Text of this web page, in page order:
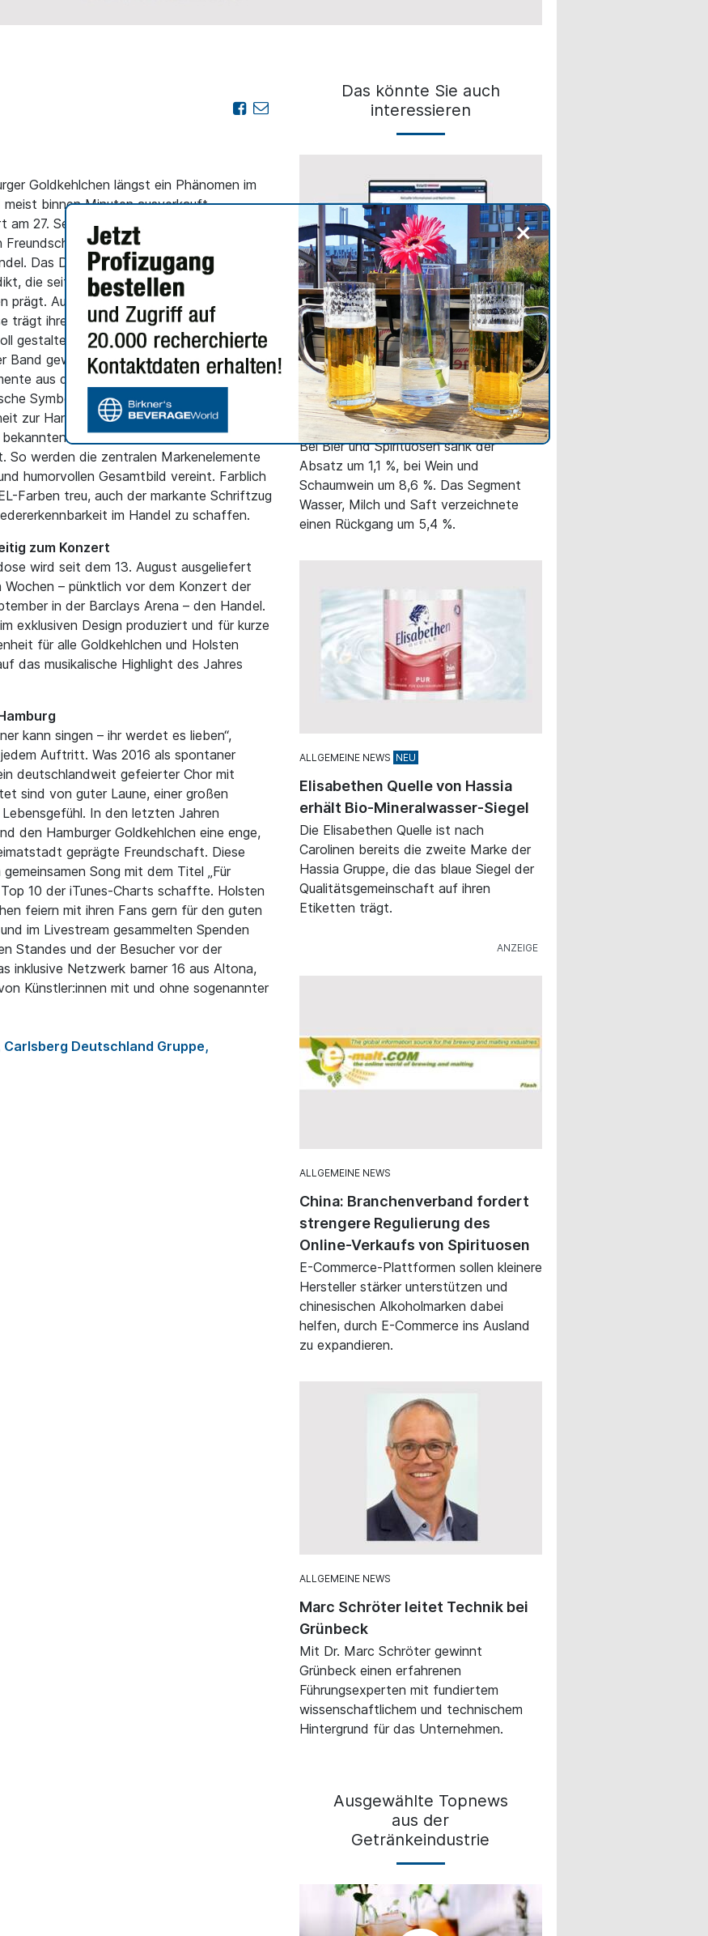
+
Goldkehlchen längst ein Phänomen im
binnen Minuten ausverkauft.
27. September in Hamburg kommt nun
zu Holsten EDEL die
Das Design der Sonderedition stammt
die seit der ersten Stunde den visuellen
Auch hier ist unverkennbar: Das sind
trägt ihre kreative, humorvolle Handschrift.
gestaltete Vögel, die längst zu einem
Band geworden sind. Ergänzt wird das
aus dem Logo der Goldkehlchen wie
Symbole wie Anker und Meerjungfrau
zur Hansestadt. Ein besonderes Detail ist
Holsten-Ritters selbstbewusst
werden die zentralen Markenelemente
humorvollen Gesamtbild vereint. Farblich
Farben treu, auch der markante Schriftzug
im Handel zu schaffen.
zum Konzert
wird seit dem 13. August ausgeliefert
– pünktlich vor dem Konzert der
in der Barclays Arena – den Handel.
exklusiven Design produziert und für kurze
für alle Goldkehlchen und Holsten
das musikalische Highlight des Jahres
kann singen – ihr werdet es lieben“,
Auftritt. Was 2016 als spontaner
deutschlandweit gefeierter Chor mit
sind von guter Laune, einer großen
In den letzten Jahren
den Hamburger Goldkehlchen eine enge,
geprägte Freundschaft. Diese
Song mit dem Titel „Für
10 der iTunes-Charts schaffte. Holsten
feiern mit ihren Fans gern für den guten
im Livestream gesammelten Spenden
Standes und der Besucher vor der
inklusive Netzwerk barner 16 aus Altona,
Künstler:innen mit und ohne sogenannter
Deutschland Gruppe,
Das könnte Sie auch
interessieren
ALLGEMEINE NEWS
Deutscher Behälterglasmarkt
verzeichnet einen schwächeren
Jahresauftakt
Bei Bier und Spirituosen sank der
Absatz um 1,1 %, bei Wein und
Schaumwein um 8,6 %. Das Segment
Wasser, Milch und Saft verzeichnete
einen Rückgang um 5,4 %.
ALLGEMEINE NEWS
Elisabethen Quelle von Hassia
erhält Bio-Mineralwasser-Siegel
Die Elisabethen Quelle ist nach
Carolinen bereits die zweite Marke der
Hassia Gruppe, die das blaue Siegel der
Qualitätsgemeinschaft auf ihren
Etiketten trägt.
ALLGEMEINE NEWS
China: Branchenverband fordert
strengere Regulierung des
Online-Verkaufs von Spirituosen
E-Commerce-Plattformen sollen kleinere
Hersteller stärker unterstützen und
chinesischen Alkoholmarken dabei
helfen, durch E-Commerce ins Ausland
zu expandieren.
ALLGEMEINE NEWS
Marc Schröter leitet Technik bei
Grünbeck
Mit Dr. Marc Schröter gewinnt
Grünbeck einen erfahrenen
Führungsexperten mit fundiertem
wissenschaftlichem und technischem
Hintergrund für das Unternehmen.
Ausgewählte Topnews
aus der
Getränkeindustrie